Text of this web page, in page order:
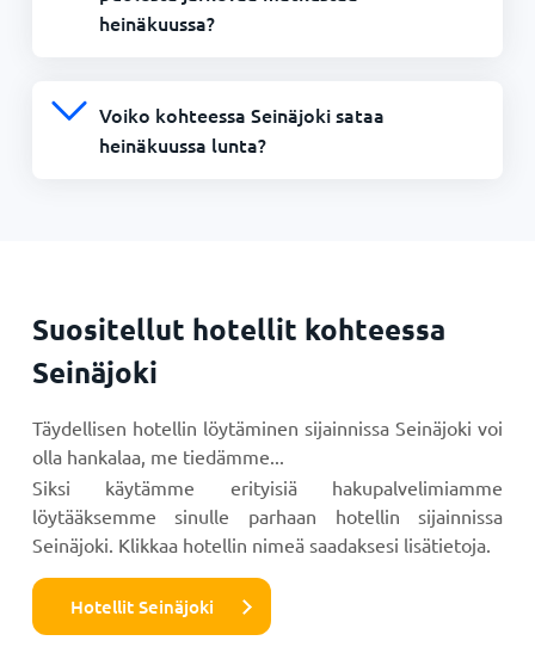
heinäkuussa?
Voiko kohteessa Seinäjoki sataa
heinäkuussa lunta?
Suositellut hotellit kohteessa
Seinäjoki
Täydellisen hotellin löytäminen sijainnissa Seinäjoki voi
olla hankalaa, me tiedämme...
Siksi käytämme erityisiä hakupalvelimiamme
löytääksemme sinulle parhaan hotellin sijainnissa
Seinäjoki. Klikkaa hotellin nimeä saadaksesi lisätietoja.
Hotellit Seinäjoki